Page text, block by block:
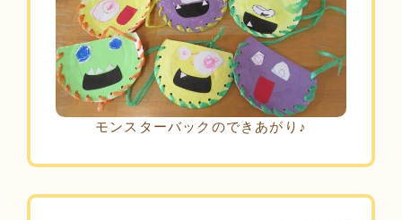
モンスターバックのできあがり♪